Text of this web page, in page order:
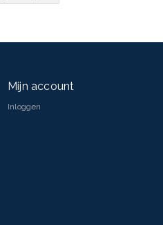
Mijn account
Inloggen